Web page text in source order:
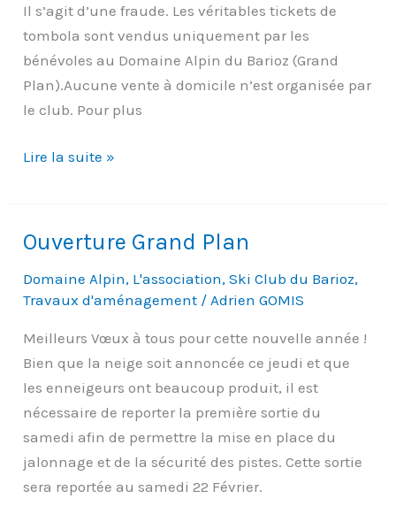
Il s’agit d’une fraude. Les véritables tickets de
tombola sont vendus uniquement par les
bénévoles au Domaine Alpin du Barioz (Grand
Plan).Aucune vente à domicile n’est organisée par
le club. Pour plus
faux
vendeurs
de
tombola
au
nom
du
Club
Lire la suite »
Ouverture Grand Plan
Domaine Alpin, L'association,Ski Club du Barioz,
Travaux d'aménagement / Adrien GOMIS
Meilleurs Vœux à tous pour cette nouvelle année !
Bien que la neige soit annoncée ce jeudi et que
les enneigeurs ont beaucoup produit, il est
nécessaire de reporter la première sortie du
samedi afin de permettre la mise en place du
jalonnage et de la sécurité des pistes. Cette sortie
sera reportée au samedi 22 Février.